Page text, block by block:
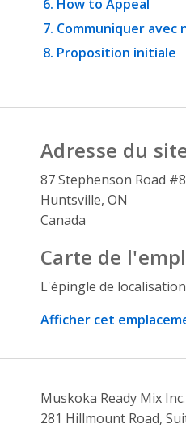
How to Appeal
Communiquer avec
Proposition initiale
Adresse du
87 Stephenson Road
Huntsville, ON
Canada
Carte de
L'épingle de
Afficher cet
Muskoka Ready Mix Inc.
281 Hillmount Road,